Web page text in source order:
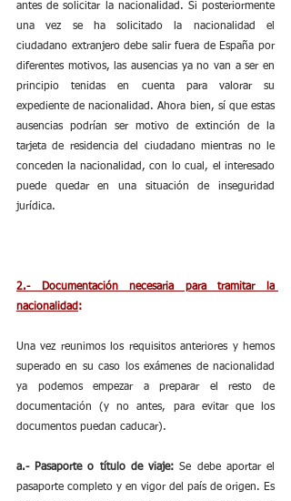
antes de solicitar la nacionalidad. Si posteriormente
una vez se ha solicitado la nacionalidad el
ciudadano extranjero debe salir fuera de España por
diferentes motivos, las ausencias ya no van a ser en
principio tenidas en cuenta para valorar su
expediente de nacionalidad. Ahora bien, sí que estas
ausencias podrían ser motivo de extinción de la
tarjeta de residencia del ciudadano mientras no le
conceden la nacionalidad, con lo cual, el interesado
puede quedar en una situación de inseguridad
jurídica.
2.- Documentación necesaria para tramitar la
nacionalidad:
Una vez reunimos los requisitos anteriores y hemos
superado en su caso los exámenes de nacionalidad
ya podemos empezar a preparar el resto de
documentación (y no antes, para evitar que los
documentos puedan caducar).
a.- Pasaporte o título de viaje: Se debe aportar el
pasaporte completo y en vigor del país de origen. Es